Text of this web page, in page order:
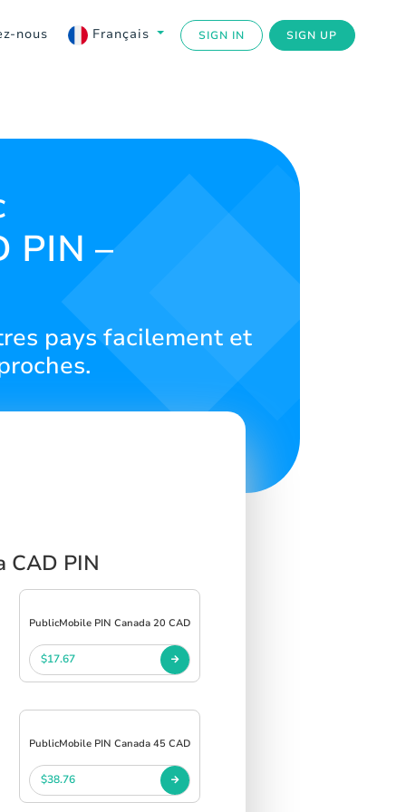
nous Français SIGN IN SIGN UP
PIN –
pays facilement et
CAD PIN
PublicMobile PIN Canada 20 CAD
$17.67
PublicMobile PIN Canada 45 CAD
$38.76